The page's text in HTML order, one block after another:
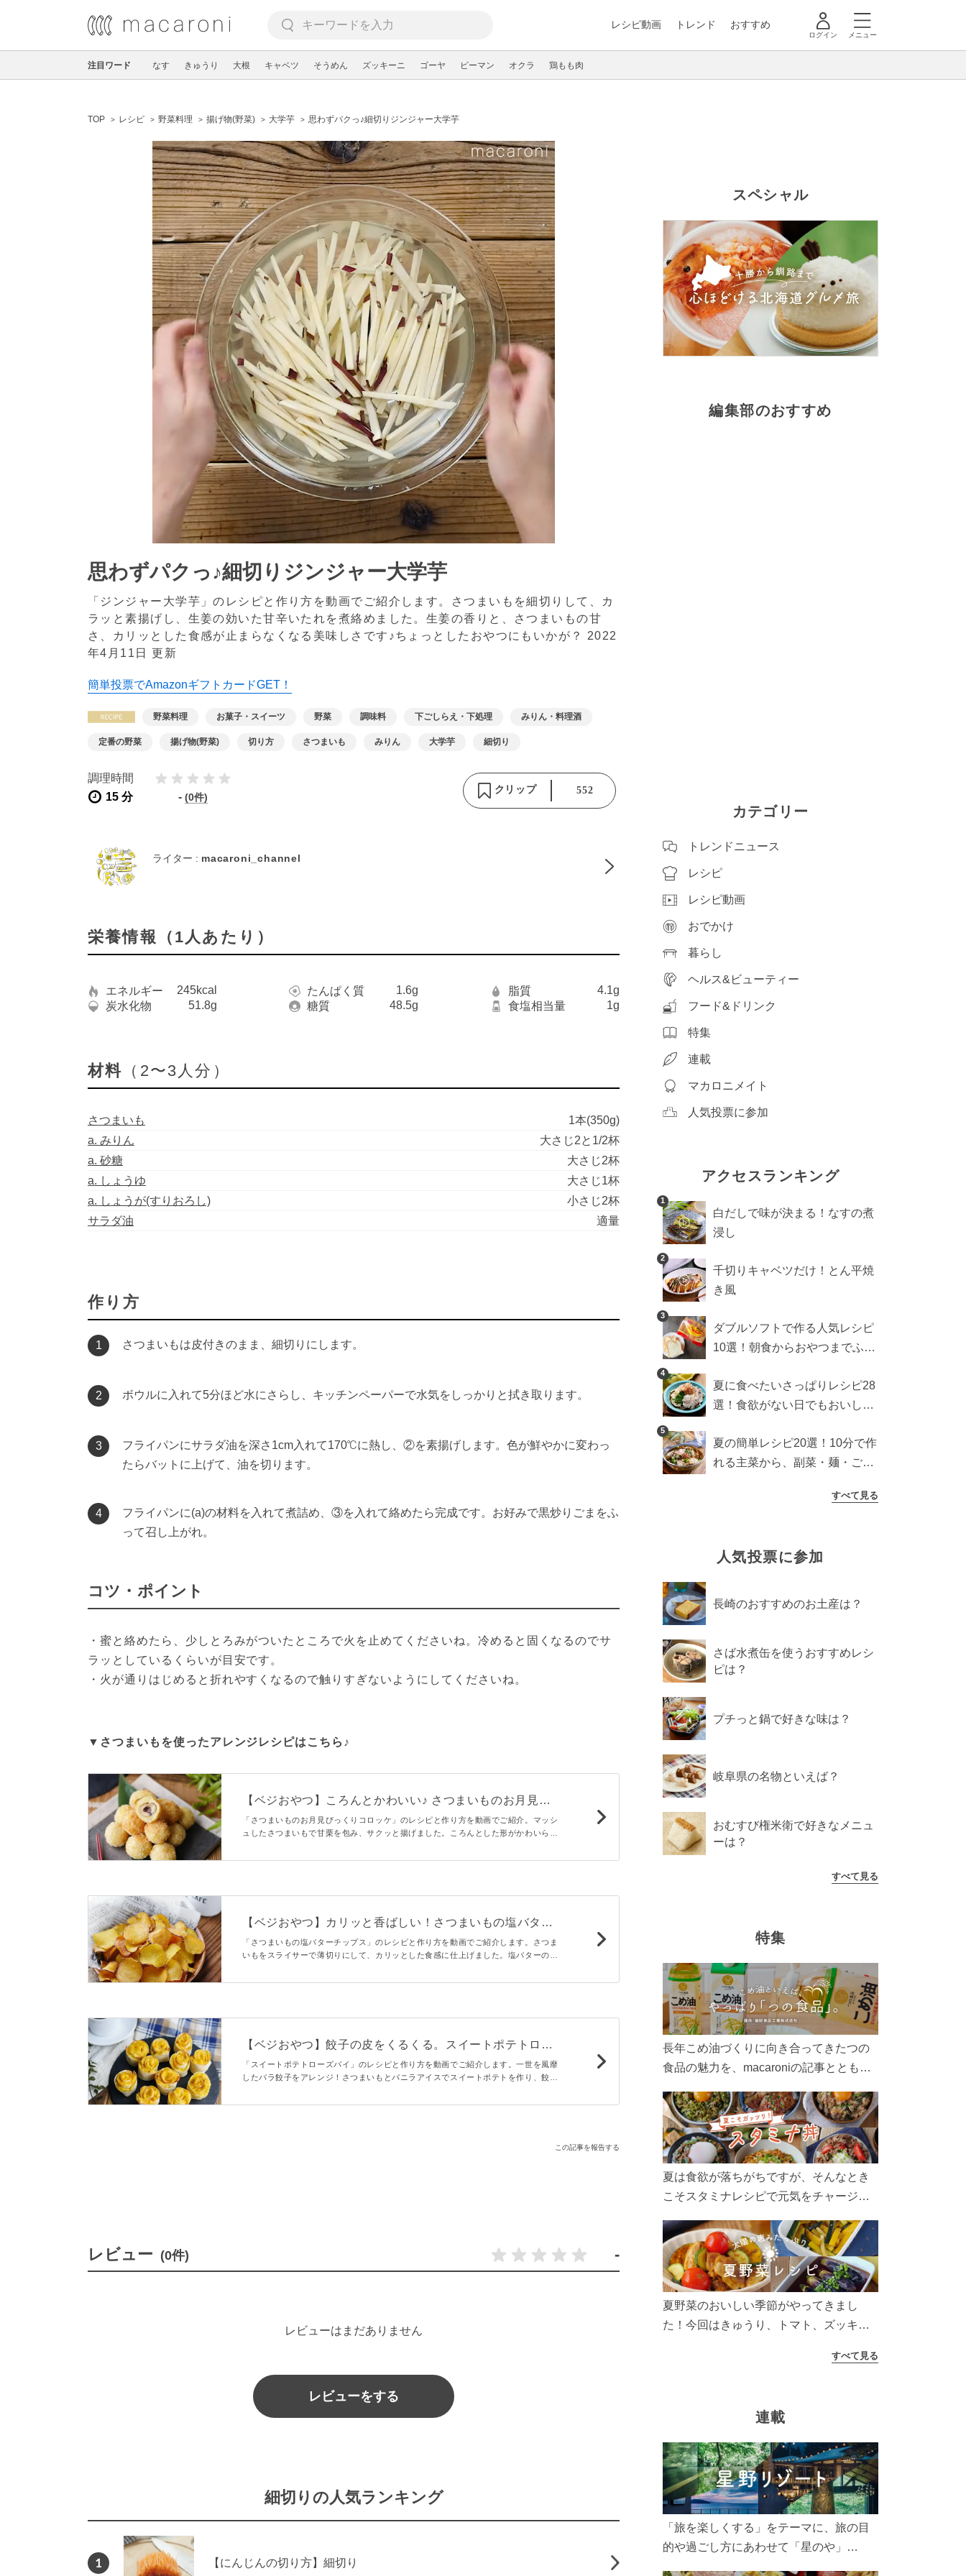
レシピ動画 トレンド おすすめ
ログイン メニュー
注目ワード なす きゅうり 大根 キャベツ そうめん ズッキーニ ゴーヤ ピーマン オクラ 鶏もも肉
TOP レシピ 野菜料理 揚げ物(野菜) 大学芋 思わずパクっ♪細切りジンジャー大学芋
思わずパクっ♪細切りジンジャー大学芋
「ジンジャー大学芋」のレシピと作り方を動画でご紹介します。さつまいもを細切りして、カ
ラッと素揚げし、生姜の効いた甘辛いたれを煮絡めました。生姜の香りと、さつまいもの甘
さ、カリッとした食感が止まらなくなる美味しさです♪ちょっとしたおやつにもいかが？ 2022
年4月11日 更新
簡単投票でAmazonギフトカードGET！
野菜料理 お菓子・スイーツ 野菜 調味料 下ごしらえ・下処理 みりん・料理酒
定番の野菜 揚げ物(野菜) 切り方 さつまいも みりん 大学芋 細切り
調理時間
15 分
- (0件)
クリップ 552
ライター : macaroni_channel
栄養情報（1人あたり）
エネルギー 245kcal たんぱく質 1.6g 脂質
4.1g
炭水化物
51.8g 糖質 48.5g 食塩相当量 1g
材料 （2〜3人分）
さつまいも
1本(350g)
a. みりん
大さじ2と1/2杯
a. 砂糖
大さじ2杯
a. しょうゆ
大さじ1杯
a. しょうが(すりおろし)
小さじ2杯
サラダ油
適量
作り方
1 さつまいもは皮付きのまま、細切りにします。
2 ボウルに入れて5分ほど水にさらし、キッチンペーパーで水気をしっかりと拭き取ります。
3
フライパンにサラダ油を深さ1cm入れて170℃に熱し、②を素揚げします。色が鮮やかに変わっ
たらバットに上げて、油を切ります。
4
フライパンに(a)の材料を入れて煮詰め、③を入れて絡めたら完成です。お好みで黒炒りごまをふ
って召し上がれ。
コツ・ポイント
・蜜と絡めたら、少しとろみがついたところで火を止めてくださいね。冷めると固くなるのでサ
ラッとしているくらいが目安です。
・火が通りはじめると折れやすくなるので触りすぎないようにしてくださいね。
▼さつまいもを使ったアレンジレシピはこちら♪
【ベジおやつ】ころんとかわいい♪ さつまいものお月見び
っくりコロッケ
「さつまいものお月見びっくりコロッケ」のレシピと作り方を動画でご紹介。マッシ
ュしたさつまいもで甘栗を包み、サクッと揚げました。ころんとした形がかわいらし
みつきです。
【ベジおやつ】カリッと香ばしい！さつまいもの塩バター
チップス
「さつまいもの塩バターチップス」のレシピと作り方を動画でご紹介します。さつま
いもをスライサーで薄切りにして、カリッとした食感に仕上げました。塩バターの風
【ベジおやつ】餃子の皮をくるくる。スイートポテトロー
ズパイ
「スイートポテトローズパイ」のレシピと作り方を動画でご紹介します。一世を風靡
したバラ餃子をアレンジ！さつまいもとバニラアイスでスイートポテトを作り、餃子
よ♪
この記事を報告する
レビュー (0件) -
レビューはまだありません
レビューをする
細切りの人気ランキング
1 【にんじんの切り方】細切り
スペシャル
編集部のおすすめ
カテゴリー
トレンドニュース
レシピ
レシピ動画
おでかけ
暮らし
ヘルス&ビューティー
フード&ドリンク
特集
連載
マカロニメイト
人気投票に参加
アクセスランキング
1
白だしで味が決まる！なすの煮
浸し
2
千切りキャベツだけ！とん平焼
き風
3
ダブルソフトで作る人気レシピ
10選！朝食からおやつまでふん
4
夏に食べたいさっぱりレシピ28
選！食欲がない日でもおいしい
5
夏の簡単レシピ20選！10分で作
れる主菜から、副菜・麺・ごは
すべて見る
人気投票に参加
長崎のおすすめのお土産は？
さば水煮缶を使うおすすめレシ
ピは？
プチっと鍋で好きな味は？
岐阜県の名物といえば？
おむすび権米衛で好きなメニュ
ーは？
すべて見る
特集
長年こめ油づくりに向き合ってきたつの
食品の魅力を、macaroniの記事とともに
ん、製造現場や品質へのこだわりまで。
こめ油をもっと好きになるコンテンツを
ぜひお楽しみください。
夏は食欲が落ちがちですが、そんなとき
こそスタミナレシピで元気をチャージ！
リ食べて、夏バテを吹き飛ばしましょ
う！
夏野菜のおいしい季節がやってきまし
た！今回はきゅうり、トマト、ズッキー
太陽の光をたっぷりあびた夏野菜は栄養
すべて見る
連載
「旅を楽しくする」をテーマに、旅の目
的や過ごし方にあわせて「星のや」